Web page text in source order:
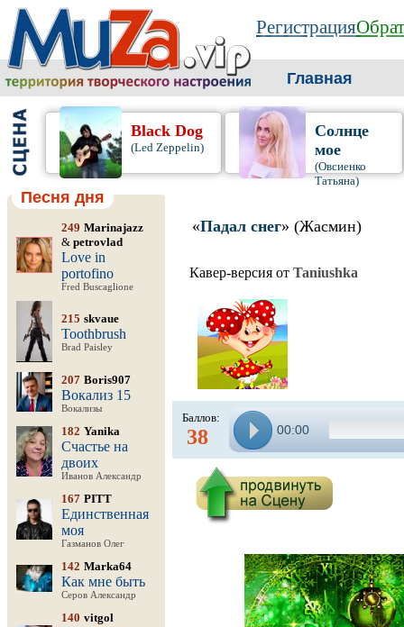
Регистрация
Главная
Black Dog
(Led Zeppelin)
Солнце
мое
(Овсиенко
Татьяна)
Песня дня
249 Marinajazz
& petrovlad
Love in
portofino
Fred Buscaglione
215 skvaue
Toothbrush
Brad Paisley
207 Boris907
Вокализ 15
Вокализы
182 Yanika
Счастье на
двоих
Иванов Александр
167 PITT
Единственная
моя
Газманов Олег
142 Marka64
Как мне быть
Серов Александр
140 vitgol
«Падал снег» (Жасмин)
Кавер-версия от Taniushka
Баллов:
38 00:00